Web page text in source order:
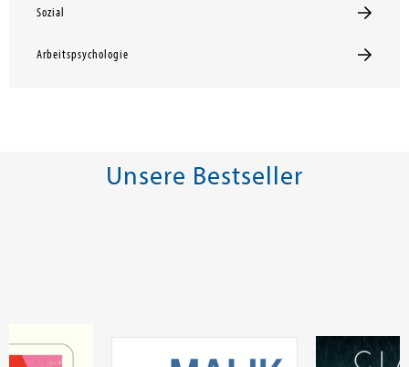
Sozial
Arbeitspsychologie
Unsere Bestseller